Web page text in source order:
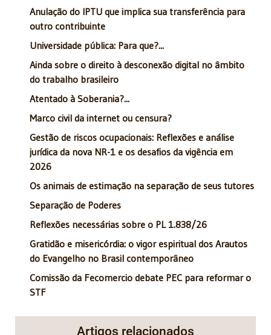
Anulação do IPTU que implica sua transferência para
outro contribuinte
Universidade pública: Para que?...
Ainda sobre o direito à desconexão digital no âmbito
do trabalho brasileiro
Atentado à Soberania?...
Marco civil da internet ou censura?
Gestão de riscos ocupacionais: Reflexões e análise
jurídica da nova NR-1 e os desafios da vigência em
2026
Os animais de estimação na separação de seus tutores
Separação de Poderes
Reflexões necessárias sobre o PL 1.838/26
Gratidão e misericórdia: o vigor espiritual dos Arautos
do Evangelho no Brasil contemporâneo
Comissão da Fecomercio debate PEC para reformar o
STF
Artigos relacionados